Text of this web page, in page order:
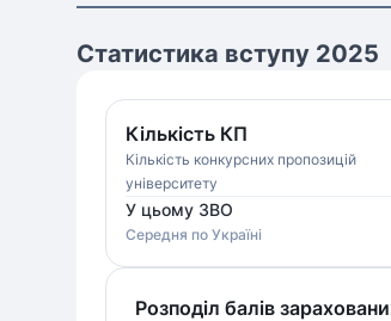
Статистика вступу 2025
Кількість КП
Кількість конкурсних пропозицій
університету
У цьому ЗВО
Середня по Україні
Розподіл балів